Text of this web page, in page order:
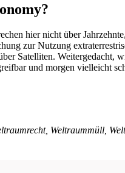
hier nicht über
zur Nutzung
Satelliten. Weitergedacht,
und morgen vielleicht
Weltraummüll,